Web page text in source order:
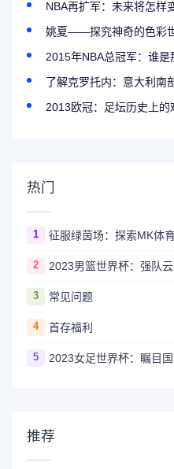
NBA再扩军：未来将怎样
姚夏——探究神奇的色彩
2015年NBA总冠军：谁是
了解克罗托内：意大利南
2013欧冠：足坛历史上的
热门
1 征服绿茵场：探索MK体
2 2023男篮世界杯：强队
3 常见问题
4 首存福利
5
推荐